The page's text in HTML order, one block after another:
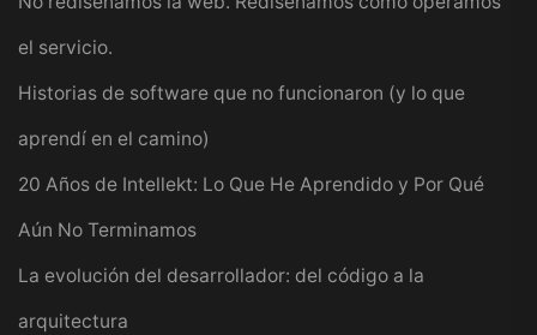
el servicio.
Historias de software que no funcionaron (y lo que
aprendí en el camino)
20 Años de Intellekt: Lo Que He Aprendido y Por Qué
Aún No Terminamos
La evolución del desarrollador: del código a la
arquitectura